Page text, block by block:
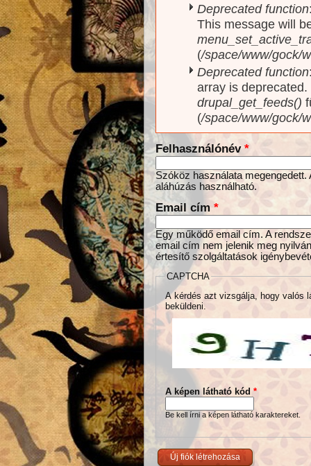
Deprecated function
This message will
(/space/www/gock/
Deprecated function
array is
drupal_get_feeds()
(/space/www/gock/
Felhasználónév *
Szóköz használata
aláhúzás használható.
Email cím *
Egy működő email cím. A
email cím nem jelenik meg
értesítő szolgáltatások
CAPTCHA
A kérdés azt vizsgálja, hogy valós
beküldeni.
A képen látható kód *
Be kell írni a képen látható karaktereket.